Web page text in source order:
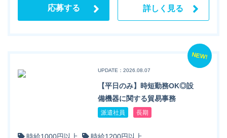
応募する 詳しく見る
NEW!
UPDATE：2026.08.07
【平日のみ】時短勤務OK◎設
備機器に関する貿易事務
派遣社員 長期